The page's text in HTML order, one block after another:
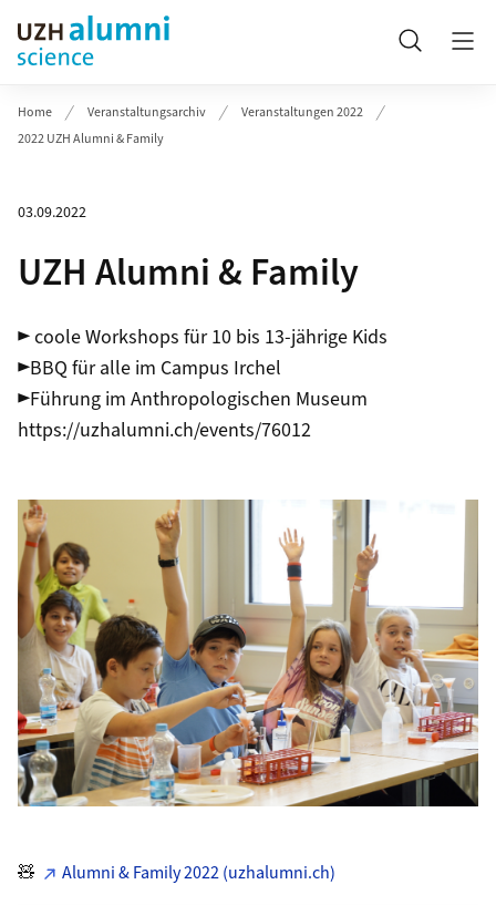
Suche
Home Veranstaltungsarchiv
Veranstaltungen 2022
2022 UZH Alumni & Family
03.09.2022
UZH Alumni & Family
► coole Workshops für 10 bis 13-jährige Kids
►BBQ für alle im Campus Irchel
►Führung im Anthropologischen Museum
https://uzhalumni.ch/events/76012
🧸 Alumni & Family 2022 (uzhalumni.ch)